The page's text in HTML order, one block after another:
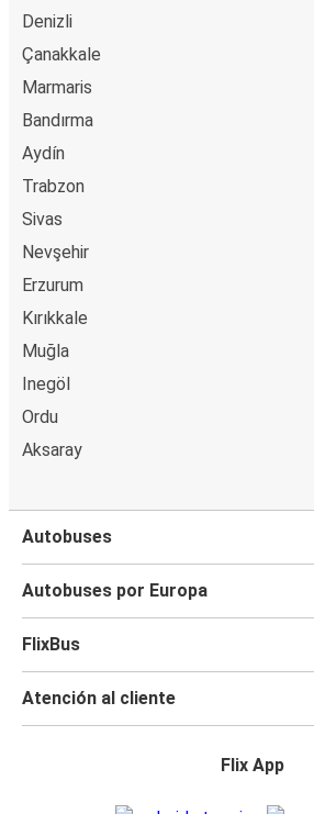
Denizli
Çanakkale
Marmaris
Bandırma
Aydín
Trabzon
Sivas
Nevşehir
Erzurum
Kırıkkale
Muğla
Inegöl
Ordu
Aksaray
Autobuses
Autobuses por Europa
FlixBus
Atención al cliente
Flix App